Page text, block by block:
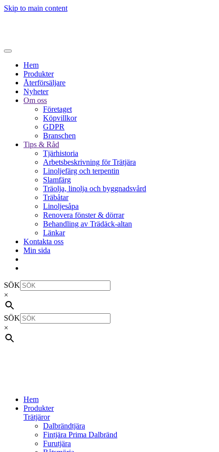
Skip to main content
Hem
Produkter
Återförsäljare
Nyheter
Om oss
Företaget
Köpvillkor
GDPR
Branschen
Tips & Råd
Tjärhistoria
Arbetsbeskrivning för Trätjära
Linoljefärg och terpentin
Slamfärg
Träolja, linolja och byggnadsvård
Träbåtar
Linoljesåpa
Renovera fönster & dörrar
Behandling av Trädäck-altan
Länkar
Kontakta oss
Min sida
SÖK
×
SÖK
×
Hem
Produkter
Trätjäror
Dalbrändtjära
Fintjära Prima Dalbränd
Furutjära